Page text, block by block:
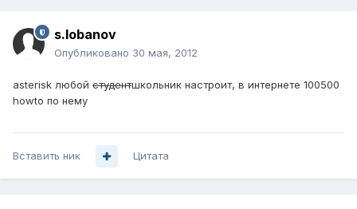
s.lobanov
Опубликовано 30 мая, 2012
asterisk любой студентшкольник настроит, в интернете 100500
howto по нему
Вставить ник Цитата